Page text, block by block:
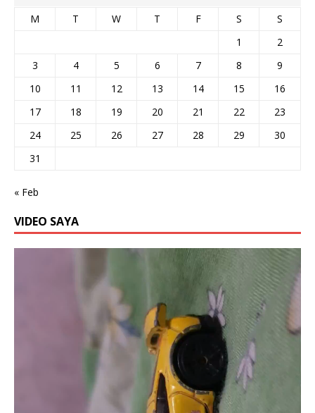
M T W T F S
S
1
2
3
4 5 6 7 8
9
10
11 12 13 14 15
16
17
18 19 20 21 22
23
24
25 26 27 28 29
30
31
« Feb
VIDEO SAYA